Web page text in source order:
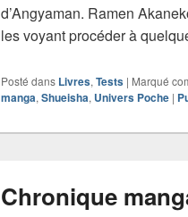
d’Angyaman. Ramen
les voyant procéder à
Posté dans Livres,Tests | Marqué
manga,Shueisha, Univers Poche |
Chronique